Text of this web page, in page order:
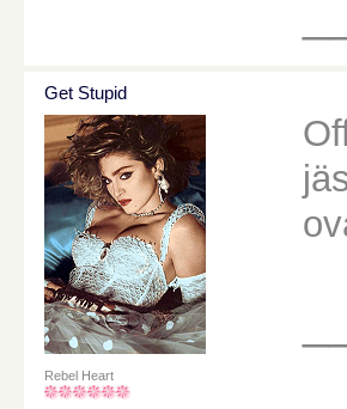
Get Stupid
Rebel Heart